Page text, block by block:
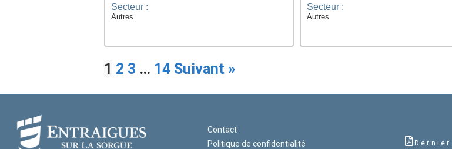
Secteur :
Autres
Secteur :
Autres
1 2 3 … 14 Suivant »
Contact
Politique de confidentialité